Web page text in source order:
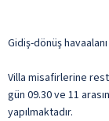
Gidiş-dönüş
Villa misafirlerine
gün 09.30 ve 11
yapılmaktadır.